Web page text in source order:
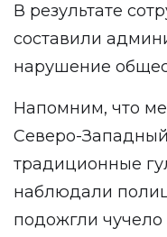
В результате
составили
нарушение
Напомним, что
Северо-Западный
традиционные
наблюдали
подожгли